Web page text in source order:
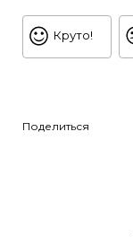
Круто!
Поделиться